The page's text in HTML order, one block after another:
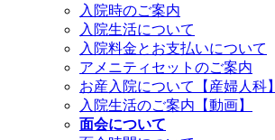
入院時のご案内
入院生活について
入院料金とお支払いについて
アメニティセットのご案内
お産入院について【産婦人科】
入院生活のご案内【動画】
面会について